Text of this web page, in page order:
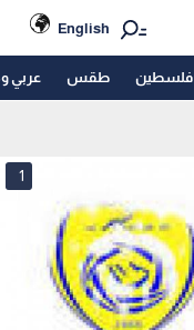
English
فلسطين طقس عربي
1